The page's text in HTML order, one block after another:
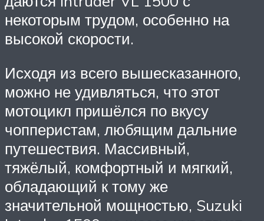
некоторым трудом, особенно на
высокой скорости.
Исходя из всего вышесказанного,
можно не удивляться, что этот
мотоцикл пришёлся по вкусу
чопперистам, любящим дальние
путешествия. Массивный,
тяжёлый, комфортный и мягкий,
обладающий к тому же
значительной мощностью, Suzuki